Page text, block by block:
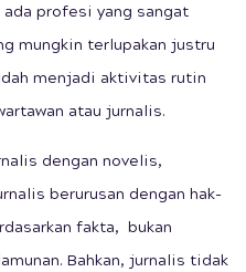
ada profesi yang sangat
mungkin terlupakan justru
menjadi aktivitas rutin
atau jurnalis.
dengan novelis,
berurusan dengan hak-
fakta, bukan
Bahkan, jurnalis tidak